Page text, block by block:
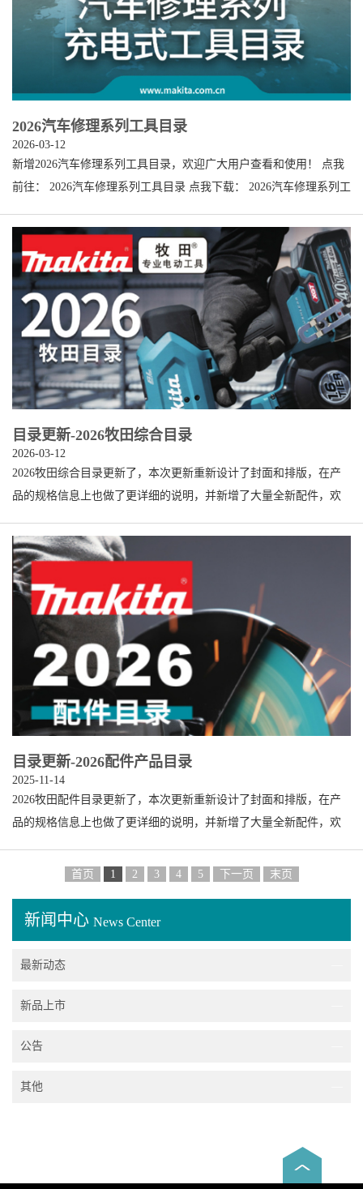
2026汽车修理系列工具目录
2026-03-12
新增2026汽车修理系列工具目录，欢迎广大用户查看和使用！ 点我
前往： 2026汽车修理系列工具目录 点我下载： 2026汽车修理系列工
目录更新-2026牧田综合目录
2026-03-12
2026牧田综合目录更新了，本次更新重新设计了封面和排版，在产
品的规格信息上也做了更详细的说明，并新增了大量全新配件，欢
2026牧田综合目录
目录更新-2026配件产品目录
2025-11-14
2026牧田配件目录更新了，本次更新重新设计了封面和排版，在产
品的规格信息上也做了更详细的说明，并新增了大量全新配件，欢
首页 1 2 3 4 5 下一页 末页
新闻中心 News Center
最新动态
新品上市
公告
其他